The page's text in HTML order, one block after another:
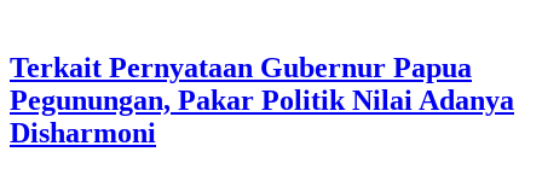
Terkait Pernyataan Gubernur Papua
Pegunungan, Pakar Politik Nilai Adanya
Disharmoni